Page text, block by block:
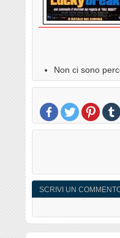
Non ci sono
SCRIVI UN